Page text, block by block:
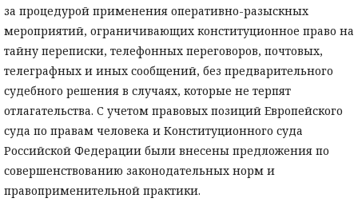
за процедурой применения оперативно-разыскных
мероприятий, ограничивающих конституционное право на
тайну переписки, телефонных переговоров, почтовых,
телеграфных и иных сообщений, без предварительного
судебного решения в случаях, которые не терпят
отлагательства. С учетом правовых позиций Европейского
суда по правам человека и Конституционного суда
Российской Федерации были внесены предложения по
совершенствованию законодательных норм и
правоприменительной практики.